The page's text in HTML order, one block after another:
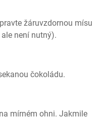
žáruvzdornou mísu
není nutný).
čokoládu.
mírném ohni. Jakmile